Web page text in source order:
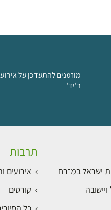
מוזמנים להתעדכן על
ב'יד'
ישראל במזרח
תרבות
אירועים
קורסים